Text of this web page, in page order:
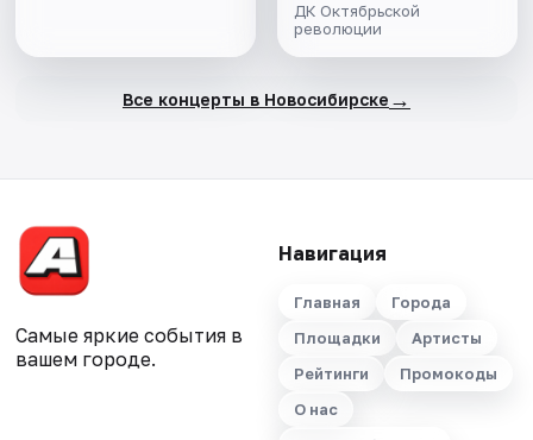
ДК Октябрьской
революции
Все концерты в Новосибирске →
Самые яркие события в
вашем городе.
Навигация
Главная
Города
Площадки
Артисты
Рейтинги
Промокоды
О нас